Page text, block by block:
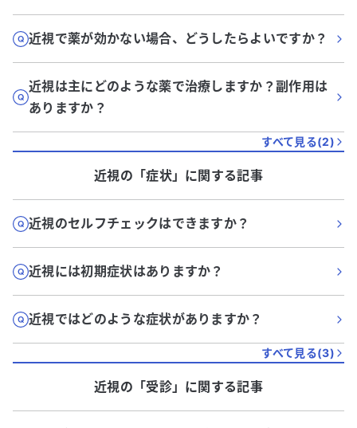
近視で薬が効かない場合、どうしたらよいですか？
近視は主にどのような薬で治療しますか？副作用は
ありますか？
すべて見る(2)
近視の「症状」に関する記事
近視のセルフチェックはできますか？
近視には初期症状はありますか？
近視ではどのような症状がありますか？
すべて見る(3)
近視の「受診」に関する記事